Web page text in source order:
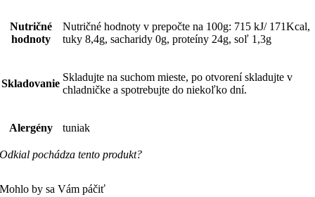
Nutričné
hodnoty
Nutričné hodnoty v prepočte na 100g: 715 kJ/ 171Kcal,
tuky 8,4g, sacharidy 0g, proteíny 24g, soľ 1,3g
Skladovanie
Skladujte na suchom mieste, po otvorení skladujte v
chladničke a spotrebujte do niekoľko dní.
Alergény tuniak
Odkial pochádza tento produkt?
Mohlo by sa Vám páčiť